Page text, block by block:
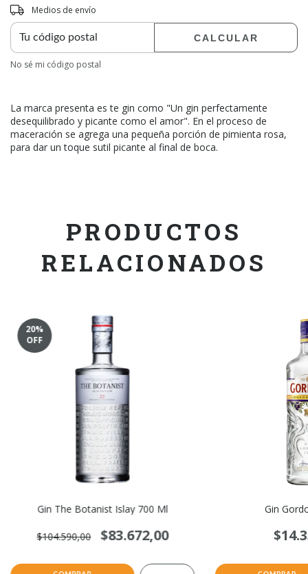
Entregas para el CP:
Medios de envío
CALCULAR
No sé mi código postal
La marca presenta es te gin como "Un gin perfectamente
desequilibrado y picante como el amor". En el proceso de
maceración se agrega una pequeña porción de pimienta rosa,
para dar un toque sutil picante al final de boca.
PRODUCTOS
RELACIONADOS
20%
OFF
Gin The Botanist Islay 700 Ml
$104.590,00 $83.672,00
Gin